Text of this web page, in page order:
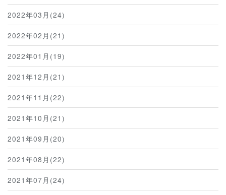
2022年03月(24)
2022年02月(21)
2022年01月(19)
2021年12月(21)
2021年11月(22)
2021年10月(21)
2021年09月(20)
2021年08月(22)
2021年07月(24)